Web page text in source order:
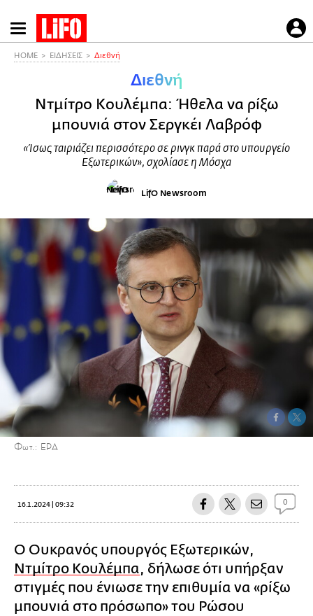
Παράκαμψη
προς
HOME ΕΙΔΗΣΕΙΣ Διεθνή
Διεθνή
Ντμίτρο Κουλέμπα: Ήθελα να ρίξω
μπουνιά στον Σεργκέι Λαβρόφ
«Ίσως ταιριάζει περισσότερο σε ρινγκ παρά στο υπουργείο
Εξωτερικών», σχολίασε η Μόσχα
LifO Newsroom
Φωτ.: EPA
16.1.2024 | 09:32 0
Ο Ουκρανός υπουργός Εξωτερικών,
Ντμίτρο Κουλέμπα, δήλωσε ότι υπήρξαν
στιγμές που ένιωσε την επιθυμία να «ρίξω
μπουνιά στο πρόσωπο» του Ρώσου